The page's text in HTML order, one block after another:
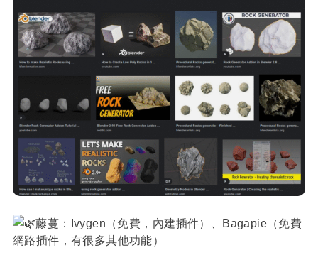
藤蔓：Ivygen（免費，內建插件）、Bagapie（免費
網路插件，有很多其他功能）